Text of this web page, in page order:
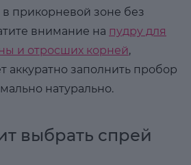
прикорневой зоне без
внимание на пудру для
и отросших корней,
аккуратно заполнить пробор
натурально.
выбрать спрей